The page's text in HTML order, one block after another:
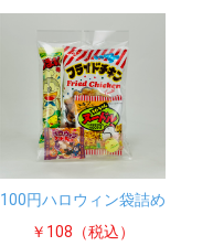
100円ハロウィン袋詰め
￥108（税込）